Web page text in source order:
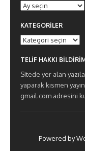
Arşivler
KATEGORILER
Kategoriler
TELIF HAKKI
Sitede yer alan
yaparak kısmen
gmail.com adresini
Powered by